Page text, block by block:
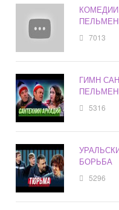
7013
ГИМН
5316
БОРЬБА
5296